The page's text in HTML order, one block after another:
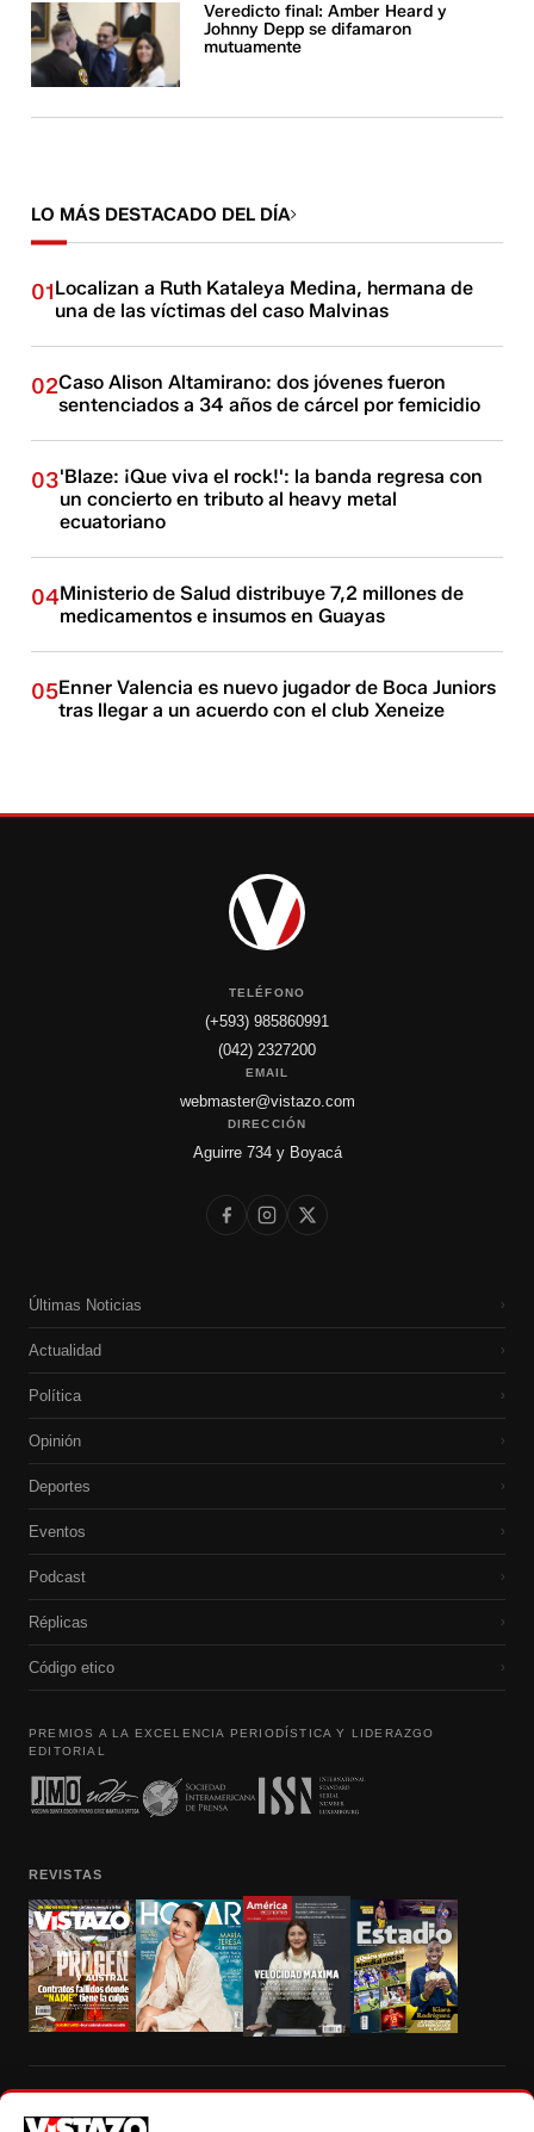
Veredicto final: Amber Heard y
Johnny Depp se difamaron
mutuamente
LO MÁS DESTACADO DEL DÍA
01Localizan a Ruth Kataleya Medina, hermana de
una de las víctimas del caso Malvinas
02Caso Alison Altamirano: dos jóvenes fueron
sentenciados a 34 años de cárcel por femicidio
03'Blaze: ¡Que viva el rock!': la banda regresa con
un concierto en tributo al heavy metal
ecuatoriano
04Ministerio de Salud distribuye 7,2 millones de
medicamentos e insumos en Guayas
05Enner Valencia es nuevo jugador de Boca Juniors
tras llegar a un acuerdo con el club Xeneize
TELÉFONO
(+593) 985860991
(042) 2327200
EMAIL
webmaster@vistazo.com
DIRECCIÓN
Aguirre 734 y Boyacá
Últimas Noticias ›
Actualidad ›
Política ›
Opinión ›
Deportes ›
Eventos ›
Podcast ›
Réplicas ›
Código etico ›
PREMIOS A LA EXCELENCIA PERIODÍSTICA Y LIDERAZGO
EDITORIAL
REVISTAS
autorización escrita de su titular, de todos los contenidos de Vistazo.com.